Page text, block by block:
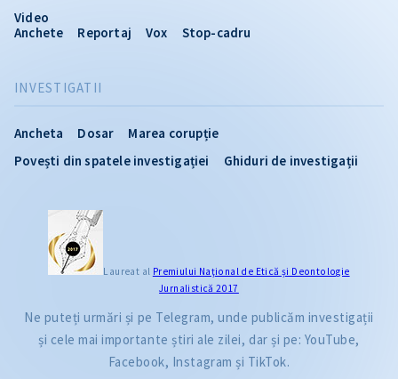
INVESTIGATII
Ancheta Dosar
Marea corupție
Povești din spatele investigației
Ghiduri de investigații
Video
Anchete
Reportaj Vox Stop-cadru
Laureat al Premiului Naţional de Etică și Deontologie
Jurnalistică 2017
Ne puteți urmări și pe Telegram, unde publicăm investigații
și cele mai importante știri ale zilei, dar și pe: YouTube,
Facebook, Instagram și TikTok.